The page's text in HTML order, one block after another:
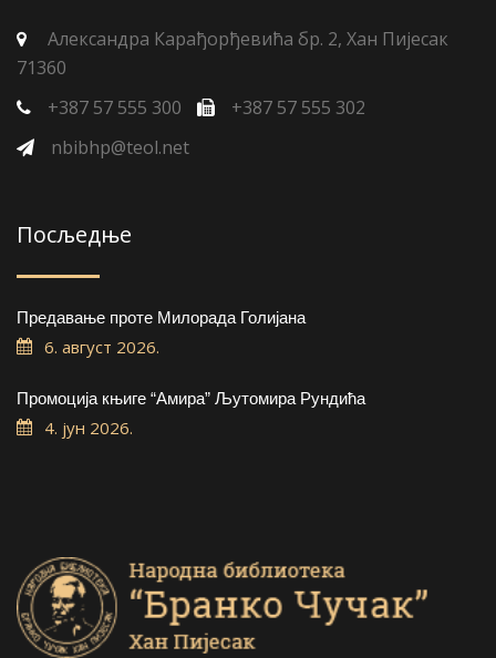
Александра Карађорђевића бр. 2, Хан Пијесак
71360
+387 57 555 300
+387 57 555 302
nbibhp@teol.net
Посљедње
Предавање проте Милорада Голијана
6. август 2026.
Промоција књиге “Амира” Љутомира Рундића
4. јун 2026.